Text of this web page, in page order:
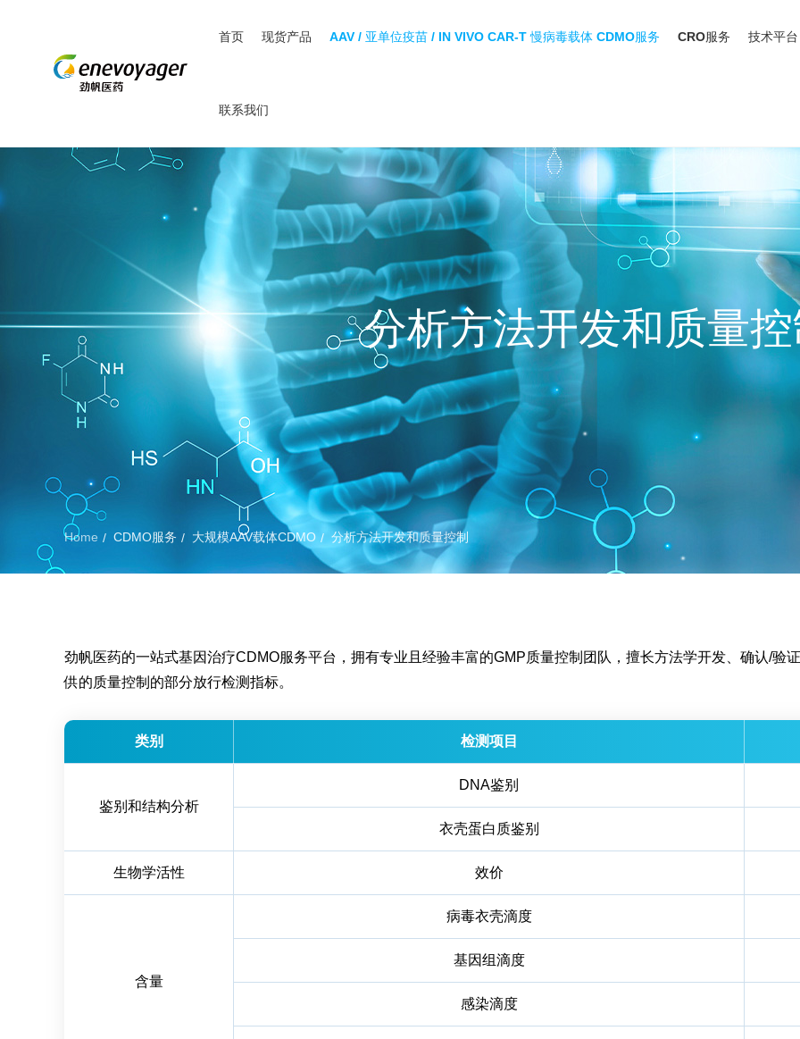
首页 现货产品 AAV / 亚单位疫苗 / IN VIVO CAR-T 慢病毒载体 CDMO服务 CRO服务 技术平台
联系我们
分析方法开发和质量
Home / CDMO服务 / 大规模AAV载体CDMO / 分析方法开发和质量控制
劲帆医药的⼀站式基因治疗CDMO服务平台，拥有专业且经验丰富的GMP质量控制团队，擅长方法学开发、确认/验
供的质量控制的部分放行检测指标。
类别 检测项目
鉴别和结构分析
DNA鉴别
衣壳蛋白质鉴别
生物学活性 效价
含量
病毒衣壳滴度
基因组滴度
感染滴度